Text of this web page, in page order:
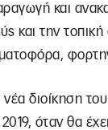
και
και την τοπική
διοίκηση
όταν θα